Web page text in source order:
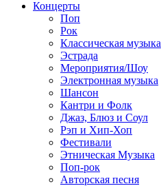
Концерты
Поп
Рок
Классическая музыка
Эстрада
Мероприятия/Шоу
Электронная музыка
Шансон
Кантри и Фолк
Джаз, Блюз и Соул
Рэп и Хип-Хоп
Фестивали
Этническая Музыка
Поп-рок
Авторская песня